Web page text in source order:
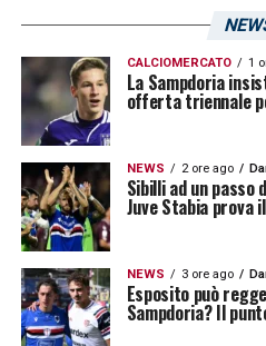
CALCIOMERCATO 1
La Sampdoria
offerta triennale
NEWS 2 ore ago
Sibilli ad un passo
Juve Stabia prova
NEWS 3 ore ago
Esposito può
Sampdoria? Il